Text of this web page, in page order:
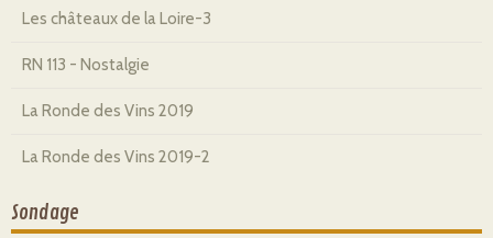
Les châteaux de la Loire-3
RN 113 - Nostalgie
La Ronde des Vins 2019
La Ronde des Vins 2019-2
Sondage